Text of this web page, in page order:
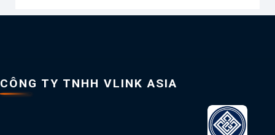
CÔNG TY TNHH VLINK ASIA